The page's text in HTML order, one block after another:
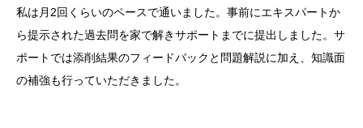
私は月2回くらいのペースで通いました。事前にエキスパートか
ら提示された過去問を家で解きサポートまでに提出しました。サ
ポートでは添削結果のフィードバックと問題解説に加え、知識面
の補強も行っていただきました。